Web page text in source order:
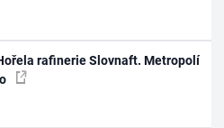
rafinerie Slovnaft. Metropolí